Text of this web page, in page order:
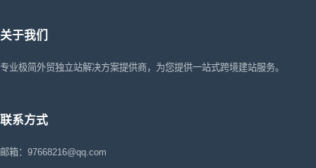
关于我们
专业极简外贸独立站解决方案提供商，为您提供一站式跨境建站服务。
联系方式
邮箱：97668216@qq.com